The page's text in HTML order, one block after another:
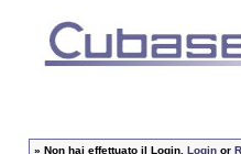
» Non hai effettuato il Login. Loginor